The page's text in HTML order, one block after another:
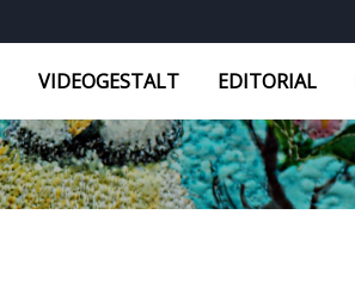
VIDEOGESTALT EDITORIAL